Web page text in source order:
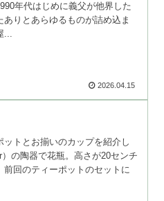
年代はじめに義父が他界した
りとあらゆるものが詰め込ま
...
2026.04.15
トとお揃いのカップを紹介し
の陶器で花瓶。高さが20センチ
回のティーポットのセットに